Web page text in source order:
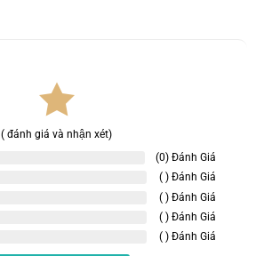
( đánh giá và nhận xét)
(0) Đánh Giá
( ) Đánh Giá
( ) Đánh Giá
( ) Đánh Giá
( ) Đánh Giá